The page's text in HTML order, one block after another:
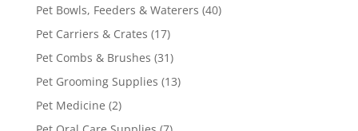
Pet Bowls, Feeders & Waterers (40)
Pet Carriers & Crates (17)
Pet Combs & Brushes (31)
Pet Grooming Supplies (13)
Pet Medicine (2)